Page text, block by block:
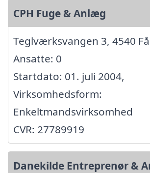
CPH Fuge & Anlæg
Teglværksvangen 3, 4540
Ansatte: 0
Startdato: 01. juli 2004,
Virksomhedsform:
Enkeltmandsvirksomhed
CVR: 27789919
Danekilde Entreprenør &